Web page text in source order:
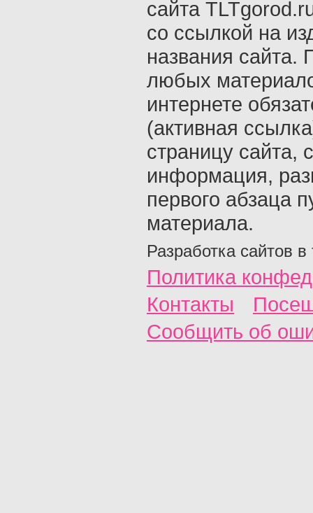
сайта
со ссылкой на
названия сайта.
любых
интернете
(активная
страницу сайта,
информация,
первого абзаца
материала.
Разработка сайтов в
Политика
Контакты
Сообщить об